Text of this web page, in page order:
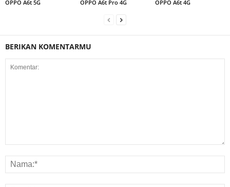
OPPO A6t 5G OPPO A6t Pro 4G OPPO A6t 4G
BERIKAN KOMENTARMU